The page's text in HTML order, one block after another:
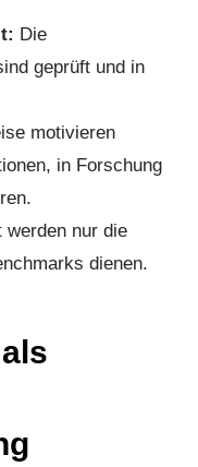
Die
geprüft und in
motivieren
in Forschung
werden nur die
dienen.